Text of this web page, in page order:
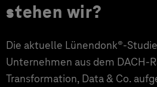
stehen wir?
Die aktuelle Lünendonk®-
Unternehmen aus dem DACH-
Transformation, Data & Co.